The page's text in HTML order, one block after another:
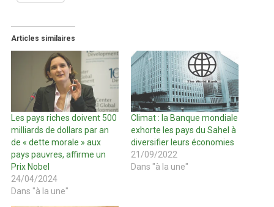
Articles similaires
Les pays riches doivent 500
milliards de dollars par an
de « dette morale » aux
pays pauvres, affirme un
Prix Nobel
24/04/2024
Dans "à la une"
Climat : la Banque mondiale
exhorte les pays du Sahel à
diversifier leurs économies
21/09/2022
Dans "à la une"